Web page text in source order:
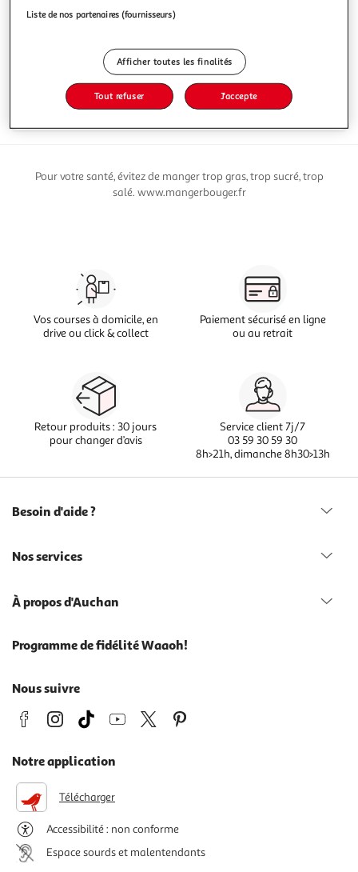
Pour votre santé, évitez de manger trop gras, trop sucré, trop
salé. www.mangerbouger.fr
Vos courses à domicile, en
drive ou click & collect
Paiement sécurisé en ligne
ou au retrait
Retour produits : 30 jours
pour changer d’avis
Service client 7j/7
03 59 30 59 30
8h>21h, dimanche 8h30>13h
Besoin d'aide ?
Nos services
À propos d'Auchan
Programme de fidélité Waaoh!
Nous suivre
Notre application
Télécharger
Accessibilité : non conforme
Espace sourds et malentendants
Liste de nos partenaires (fournisseurs)
Afficher toutes les finalités
Tout refuser J'accepte